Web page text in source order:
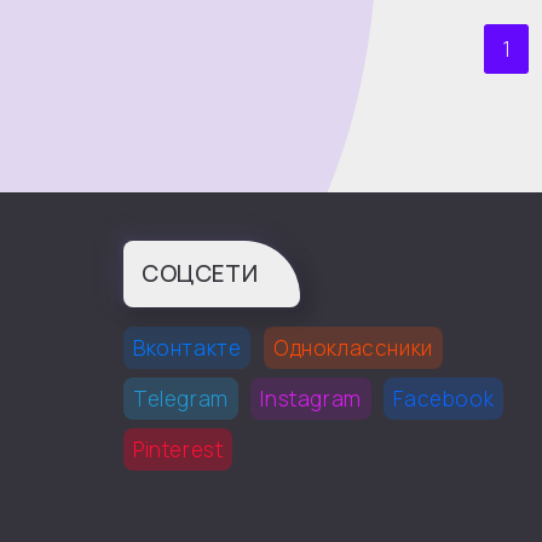
1
СОЦСЕТИ
Вконтакте
Одноклассники
Telegram
Instagram
Facebook
Pinterest